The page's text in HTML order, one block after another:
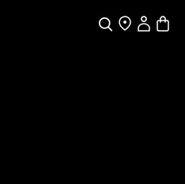
Wat zoek je?
Dealer zoeken
Mijn